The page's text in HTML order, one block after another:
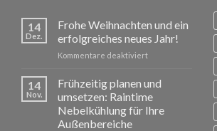
14
Dez.
Frohe Weihnachten und ein
erfolgreiches neues Jahr!
Kommentare deaktiviertfür
Weihnachten
und
ein
erfolgreiches
14
Nov.
Frühzeitig planen und
umsetzen: Raintime
Nebelkühlung für Ihre
Außenbereiche